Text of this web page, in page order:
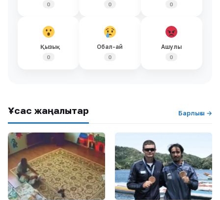
0 0 0
Қызық
0
Обал-ай
0
Ашулы
0
Ұқсас жаңалықтар Барлығы →